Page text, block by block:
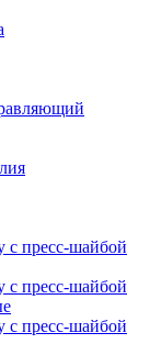
с пресс-шайбой
с пресс-шайбой
с пресс-шайбой